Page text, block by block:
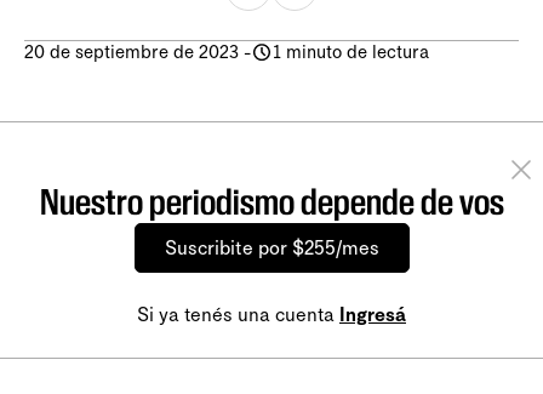
20 de septiembre de 2023 - 1 minuto de lectura
Nuestro periodismo depende de vos
Suscribite por $255/mes
Si ya tenés una cuenta Ingresá